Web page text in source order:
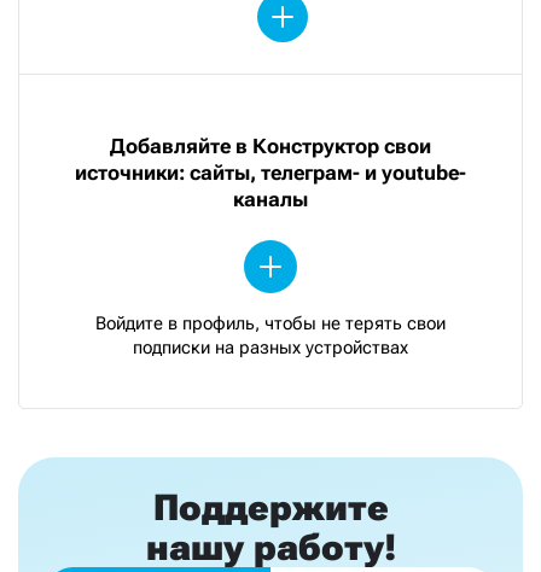
Добавляйте в Конструктор свои
источники: сайты, телеграм- и youtube-
каналы
Войдите в профиль, чтобы не терять свои
подписки на разных устройствах
Поддержите
нашу работу!